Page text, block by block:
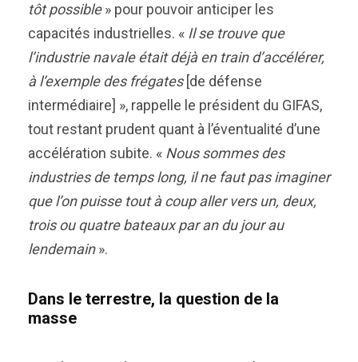
tôt possible» pour pouvoir anticiper les
capacités industrielles. « Il se trouve que
l’industrie navale était déjà en train d’accélérer,
à l’exemple des frégates[de défense
intermédiaire] », rappelle le président du GIFAS,
tout restant prudent quant à l’éventualité d’une
accélération subite. « Nous sommes des
industries de temps long, il ne faut pas imaginer
que l’on puisse tout à coup aller vers un, deux,
trois ou quatre bateaux par an du jour au
lendemain».
Dans le terrestre, la question de la
masse